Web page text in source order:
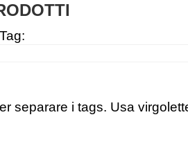
separare i tags. Usa